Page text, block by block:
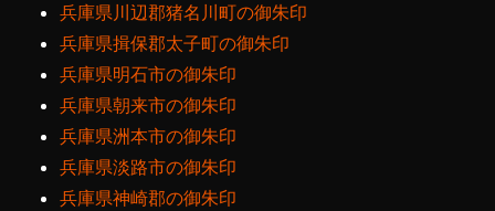
兵庫県川辺郡猪名川町の御朱印
兵庫県揖保郡太子町の御朱印
兵庫県明石市の御朱印
兵庫県朝来市の御朱印
兵庫県洲本市の御朱印
兵庫県淡路市の御朱印
兵庫県神崎郡の御朱印